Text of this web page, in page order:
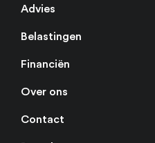
Advies
Belastingen
Financiën
Over ons
Contact